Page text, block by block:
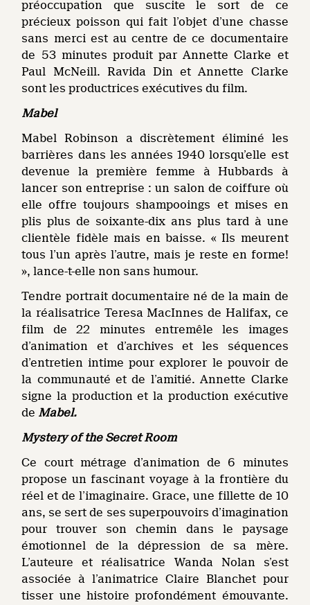
préoccupation que suscite le sort de ce
précieux poisson qui fait l’objet d’une chasse
sans merci est au centre de ce documentaire
de 53 minutes produit par Annette Clarke et
Paul McNeill. Ravida Din et Annette Clarke
sont les productrices exécutives du film.
Mabel
Mabel Robinson a discrètement éliminé les
barrières dans les années 1940 lorsqu’elle est
devenue la première femme à Hubbards à
lancer son entreprise : un salon de coiffure où
elle offre toujours shampooings et mises en
plis plus de soixante-dix ans plus tard à une
clientèle fidèle mais en baisse. « Ils meurent
tous l’un après l’autre, mais je reste en forme!
», lance-t-elle non sans humour.
Tendre portrait documentaire né de la main de
la réalisatrice Teresa MacInnes de Halifax, ce
film de 22 minutes entremêle les images
d’animation et d’archives et les séquences
d’entretien intime pour explorer le pouvoir de
la communauté et de l’amitié. Annette Clarke
signe la production et la production exécutive
de Mabel.
Mystery of the Secret Room
Ce court métrage d’animation de 6 minutes
propose un fascinant voyage à la frontière du
réel et de l’imaginaire. Grace, une fillette de 10
ans, se sert de ses superpouvoirs d’imagination
pour trouver son chemin dans le paysage
émotionnel de la dépression de sa mère.
L’auteure et réalisatrice Wanda Nolan s’est
associée à l’animatrice Claire Blanchet pour
tisser une histoire profondément émouvante.